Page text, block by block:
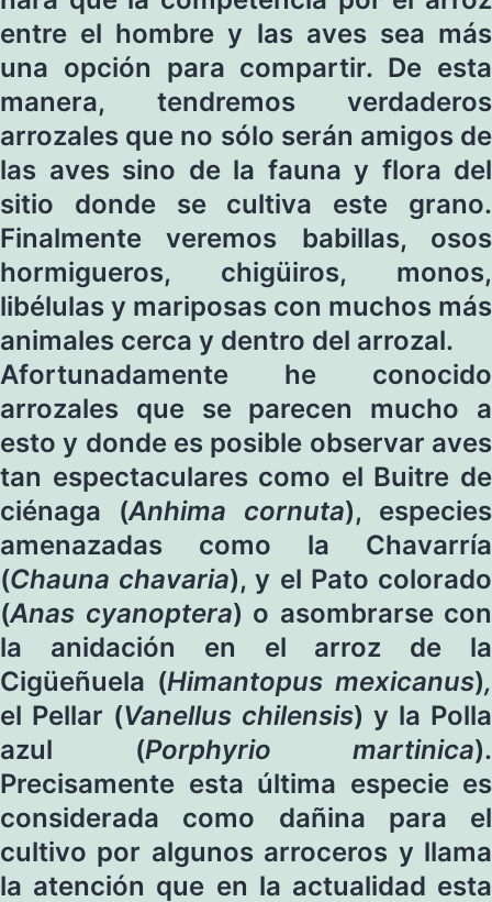
entre el hombre y las aves sea más
una opción para compartir. De esta
manera, tendremos verdaderos
arrozales que no sólo serán amigos de
las aves sino de la fauna y flora del
sitio donde se cultiva este grano.
Finalmente veremos babillas, osos
hormigueros, chigüiros, monos,
libélulas y mariposas con muchos más
animales cerca y dentro del arrozal.
Afortunadamente he conocido
arrozales que se parecen mucho a
esto y donde es posible observar aves
tan espectaculares como el Buitre de
ciénaga (Anhima cornuta), especies
amenazadas como la Chavarría
(Chauna chavaria), y el Pato colorado
(Anas cyanoptera) o asombrarse con
la anidación en el arroz de la
Cigüeñuela (Himantopus mexicanus),
el Pellar (Vanellus chilensis) y la Polla
azul (Porphyrio martinica).
Precisamente esta última especie es
considerada como dañina para el
cultivo por algunos arroceros y llama
la atención que en la actualidad esta